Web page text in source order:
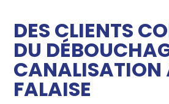
DES CLIENTS
DU
CANALISATION
FALAISE